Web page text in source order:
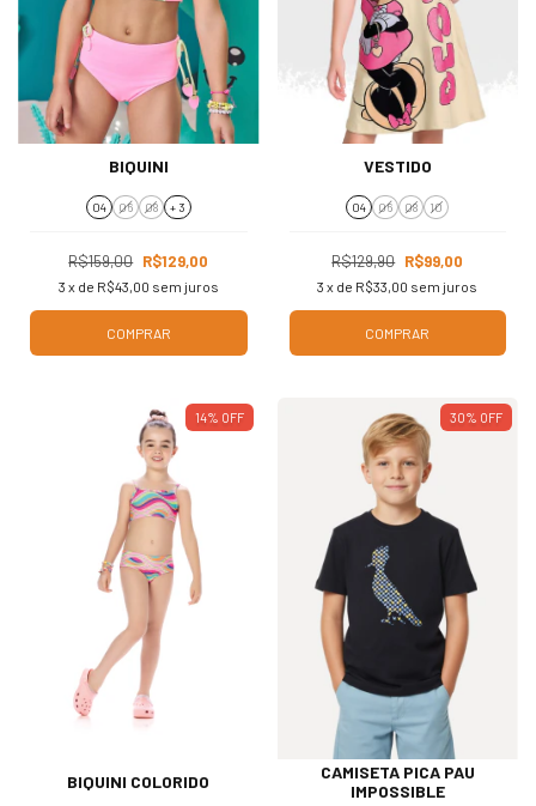
BIQUINI
04 06 08 + 3
R$159,00 R$129,00
3 x de R$43,00 sem juros
COMPRAR
VESTIDO
04 06 08 10
R$129,90 R$99,00
3 x de R$33,00 sem juros
COMPRAR
14% OFF
BIQUINI COLORIDO
30% OFF
CAMISETA PICA PAU
IMPOSSIBLE